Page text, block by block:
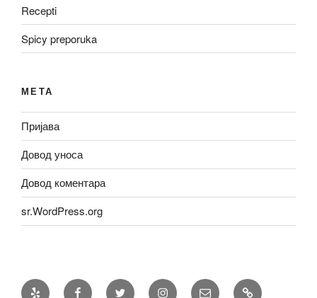
Recepti
Spicy preporuka
МЕТА
Пријава
Довод уноса
Довод коментара
sr.WordPress.org
Yelp FacebookTwitter InstagramEmail Recepti